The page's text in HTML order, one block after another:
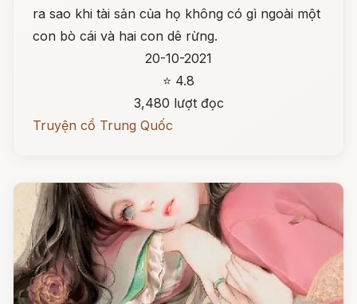
ra sao khi tài sản của họ không có gì ngoài một
con bò cái và hai con dê rừng.
20-10-2021
⭐ 4.8
3,480 lượt đọc
Truyện cổ Trung Quốc